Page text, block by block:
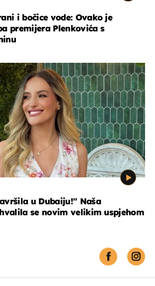
i bočice vode: Ovako je
premijera Plenkovića s
u Dubaiju!" Naša
se novim velikim uspjehom